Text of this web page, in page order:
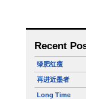
Recent
绿肥红瘦
再进近墨者
Long Time